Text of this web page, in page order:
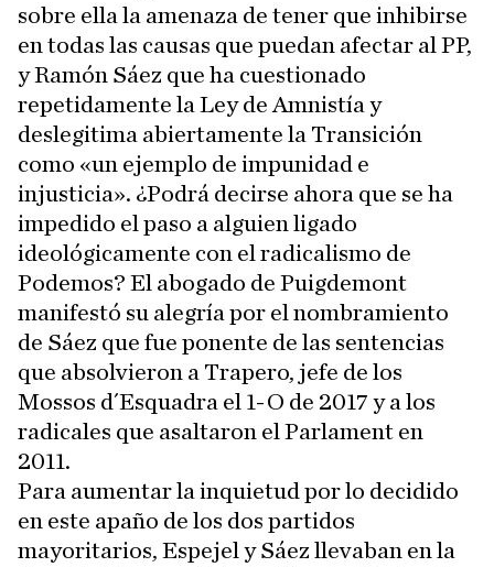
sobre ella la amenaza de tener que inhibirse
en todas las causas que puedan afectar al PP,
y Ramón Sáez que ha cuestionado
repetidamente la Ley de Amnistía y
deslegitima abiertamente la Transición
como «un ejemplo de impunidad e
injusticia». ¿Podrá decirse ahora que se ha
impedido el paso a alguien ligado
ideológicamente con el radicalismo de
Podemos? El abogado de Puigdemont
manifestó su alegría por el nombramiento
de Sáez que fue ponente de las sentencias
que absolvieron a Trapero, jefe de los
Mossos d´Esquadra el 1-O de 2017 y a los
radicales que asaltaron el Parlament en
2011.
Para aumentar la inquietud por lo decidido
en este apaño de los dos partidos
mayoritarios, Espejel y Sáez llevaban en la